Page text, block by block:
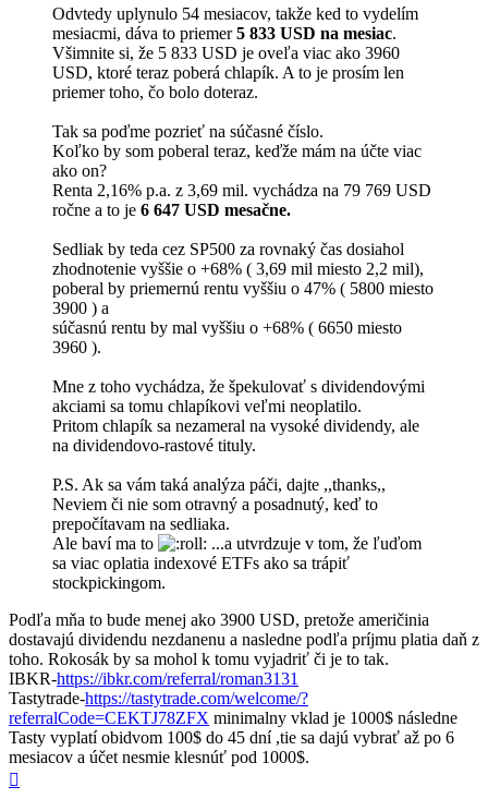
Odvtedy uplynulo 54 mesiacov, takže ked to vydelím
mesiacmi, dáva to priemer5 833 USD na mesiac.
Všimnite si, že 5 833 USD je oveľa viac ako 3960
USD, ktoré teraz poberá chlapík. A to je prosím len
priemer toho, čo bolo doteraz.
Tak sa poďme pozrieť na súčasné číslo.
Koľko by som poberal teraz, keďže mám na účte viac
ako on?
Renta 2,16% p.a. z 3,69 mil. vychádza na 79 769 USD
ročne a to je 6 647 USD mesačne.
Sedliak by teda cez SP500 za rovnaký čas dosiahol
zhodnotenie vyššie o +68% ( 3,69 mil miesto 2,2 mil),
poberal by priemernú rentu vyššiu o 47% ( 5800 miesto
3900 ) a
súčasnú rentu by mal vyššiu o +68% ( 6650 miesto
3960 ).
Mne z toho vychádza, že špekulovať s dividendovými
akciami sa tomu chlapíkovi veľmi neoplatilo.
Pritom chlapík sa nezameral na vysoké dividendy, ale
na dividendovo-rastové tituly.
P.S. Ak sa vám taká analýza páči, dajte ,,thanks,,
Neviem či nie som otravný a posadnutý, keď to
prepočítavam na sedliaka.
Ale baví ma to
...a utvrdzuje v tom, že ľuďom
sa viac oplatia indexové ETFs ako sa trápiť
stockpickingom.
Podľa mňa to bude menej ako 3900 USD, pretože američinia
dostavajú dividendu nezdanenu a nasledne podľa príjmu platia daň z
toho. Rokosák by sa mohol k tomu vyjadriť či je to tak.
IBKR-https://ibkr.com/referral/roman3131
Tastytrade-https://tastytrade.com/welcome/?
referralCode=CEKTJ78ZFX minimalny vklad je 1000$ následne
Tasty vyplatí obidvom 100$ do 45 dní ,tie sa dajú vybrať až po 6
mesiacov a účet nesmie klesnúť pod 1000$.